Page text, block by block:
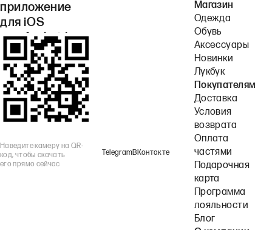
приложение
для iOS
или Android.
Наведите камеру на QR-
код, чтобы скачать
его прямо сейчас
TelegramВКонтакте
Магазин
Одежда
Обувь
Аксессуары
Новинки
Лукбук
Покупателям
Доставка
Условия
возврата
Оплата
частями
Подарочная
карта
Программа
лояльности
Блог